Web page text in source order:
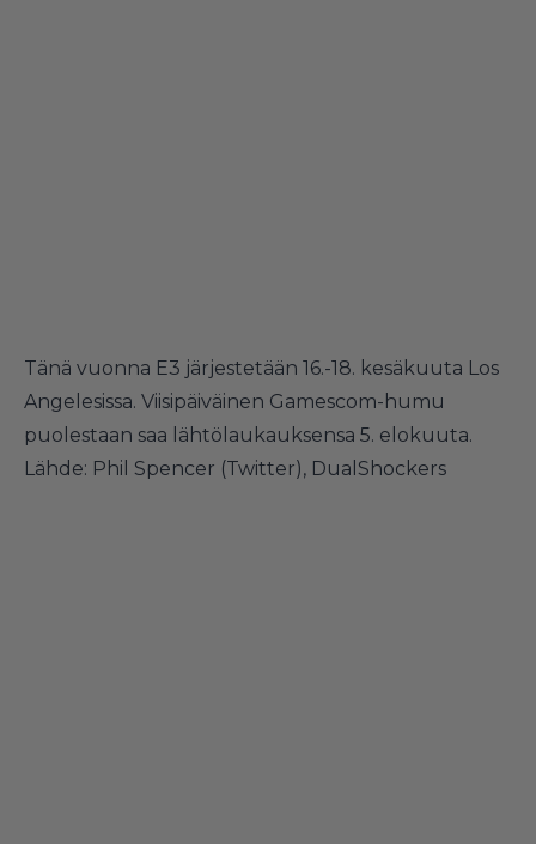
Tänä vuonna E3 järjestetään 16.-18. kesäkuuta Los
Angelesissa. Viisipäiväinen Gamescom-humu
puolestaan saa lähtölaukauksensa 5. elokuuta.
Lähde: Phil Spencer (Twitter), DualShockers